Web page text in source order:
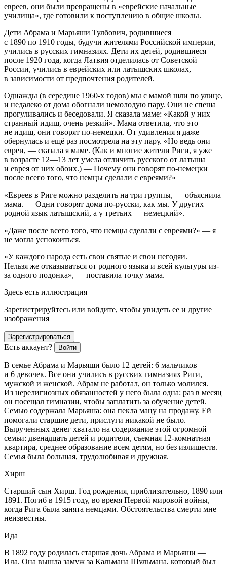
евреев, они были превращены в «еврейские начальные
училища», где готовили к поступлению в общие школы.
Дети Абрама и Марьяши Тулбович, родившиеся
с 1890 по 1910 годы, будучи жителями Российской империи,
учились в русских гимназиях. Дети их детей, родившиеся
после 1920 года, когда Латвия отделилась от Советской
России, учились в еврейских или латышских школах,
в зависимости от предпочтения родителей.
Однажды (в середине 1960-х годов) мы с мамой шли по улице,
и недалеко от дома обогнали немолодую пару. Они не спеша
прогуливались и беседовали. Я сказала маме: «Какой у них
странный идиш, очень резкий». Мама ответила, что это
не идиш, они говорят по-немецки. От удивления я даже
обернулась и ещё раз посмотрела на эту пару. «Но ведь они
евреи, — сказала я маме. (Как и многие жители Риги, я уже
в возрасте 12—13 лет умела отличить русского от латыша
и еврея от них обоих.) — Почему они говорят по-немецки
после всего того, что немцы сделали с евреями?»
«Евреев в Риге можно разделить на три группы, — объяснила
мама. — Одни говорят дома по-русски, как мы. У других
родной язык латышский, а у третьих — немецкий».
«Даже после всего того, что немцы сделали с евреями?» — я
не могла успокоиться.
«У каждого народа есть свои святые и свои негодяи.
Нельзя же отказываться от родного языка и всей культуры из-
за одного подонка», — поставила точку мама.
Здесь есть иллюстрация
Зарегистрируйтесь или войдите, чтобы увидеть ее и другие
изображения
Зарегистрироваться
Есть аккаунт? Войти
В семье Абрама и Марьяши было 12 детей: 6 мальчиков
и 6 девочек. Все они учились в русских гимназиях Риги,
мужской и женской. Абрам не работал, он только молился.
Из нерелигиозных обязанностей у него была одна: раз в месяц
он посещал гимназии, чтобы заплатить за обучение детей.
Семью содержала Марьяша: она пекла мацу на продажу. Ей
помогали старшие дети, прислуги никакой не было.
Вырученных денег хватало на содержание этой огромной
семьи: двенадцать детей и родители, съемная 12-комнатная
квартира, среднее образование всем детям, но без излишеств.
Семья была большая, трудолюбивая и дружная.
Хирш
Старший сын Хирш. Год рождения, приблизительно, 1890 или
1891. Погиб в 1915 году, во время Первой мировой войны,
когда Рига была занята немцами. Обстоятельства смерти мне
неизвестны.
Ида
В 1892 году родилась старшая дочь Абрама и Марьяши —
Ида. Она вышла замуж за Кальмана Шульмана, который был